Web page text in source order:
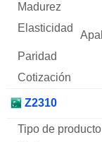
Z2310